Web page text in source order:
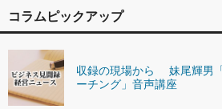
コラムピックアップ
収録の現場から 妹尾輝男
ーチング」音声講座